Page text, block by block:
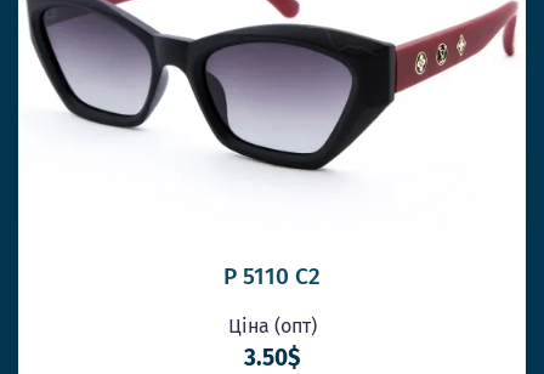
P 5110 C2
Ціна (опт)
3.50$